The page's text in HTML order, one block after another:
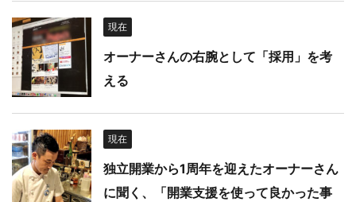
現在
オーナーさんの右腕として「採用」を考
える
現在
独立開業から1周年を迎えたオーナーさん
に聞く、「開業支援を使って良かった事